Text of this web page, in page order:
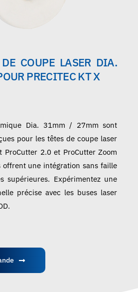
Français
COUPE LASER DIA.
PRECITEC KT X
Dia. 31mm / 27mm sont
pour les têtes de coupe laser
ProCutter 2.0 et ProCutter Zoom
offrent une intégration sans faille
supérieures. Expérimentez une
précise avec les buses laser